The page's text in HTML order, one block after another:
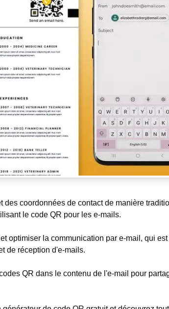
coordonnées de contact de manière
le code QR pour les e-mails.
optimiser la communication par e-mail, qui
de réception d'e-mails.
QR dans le contenu de l'e-mail pour